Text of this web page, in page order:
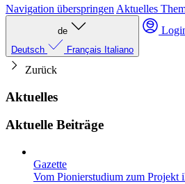
Navigation überspringen Aktuelles
de
Deutsch
Français Italiano
Zurück
Aktuelles
Aktuelle Beiträge
Gazette
Vom Pionierstudium zum Projekt